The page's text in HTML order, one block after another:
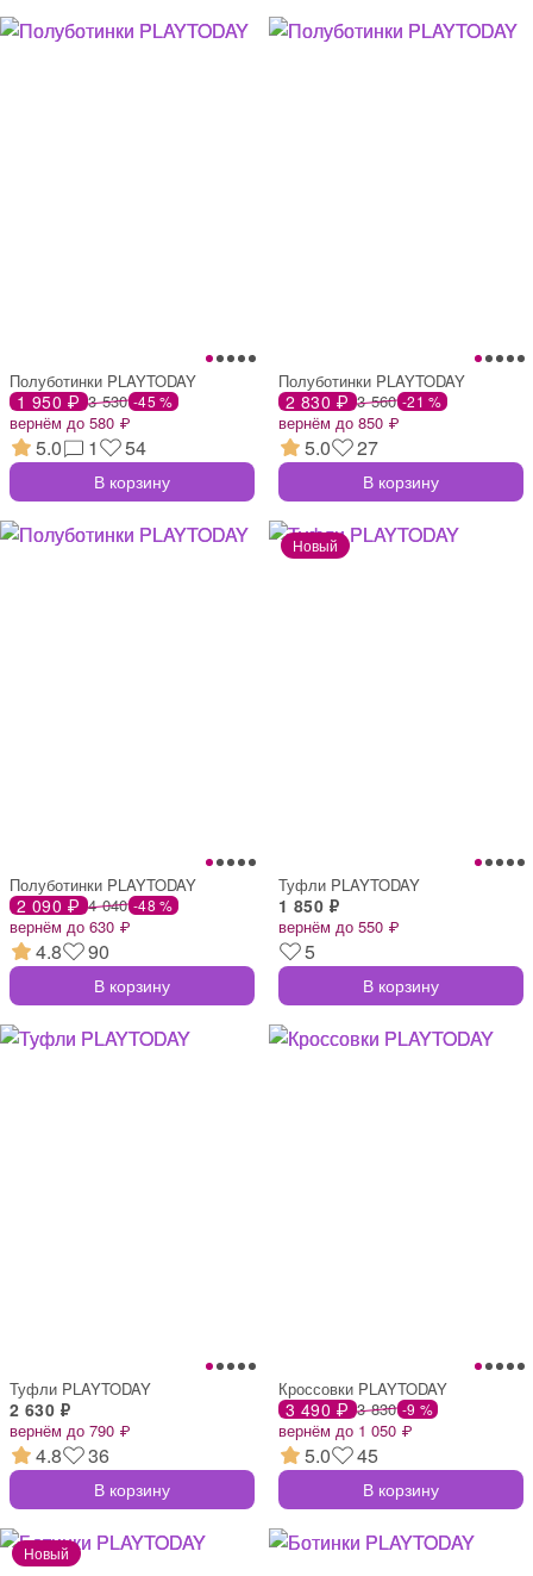
Полуботинки PLAYTODAY
1 950 ₽ 3 530 -45 %
вернём до 580 ₽
5.0 1 54
В корзину
Полуботинки PLAYTODAY
2 830 ₽ 3 560 -21 %
вернём до 850 ₽
5.0 27
В корзину
Полуботинки PLAYTODAY
2 090 ₽ 4 040 -48 %
вернём до 630 ₽
4.8 90
В корзину
Туфли PLAYTODAY
1 850 ₽
вернём до 550 ₽
5
В корзину
Туфли PLAYTODAY
2 630 ₽
вернём до 790 ₽
4.8 36
В корзину
Кроссовки PLAYTODAY
3 490 ₽ 3 830 -9 %
вернём до 1 050 ₽
5.0 45
В корзину